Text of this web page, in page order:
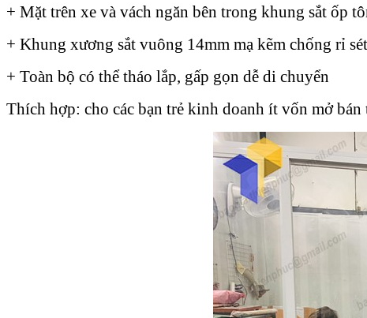
+ Mặt trên xe và vách ngăn bên trong khung sắt ốp
+ Khung xương sắt vuông 14mm mạ kẽm chống rỉ sét
+ Toàn bộ có thể tháo lắp, gấp gọn dễ di chuyển
Thích hợp: cho các bạn trẻ kinh doanh ít vốn mở